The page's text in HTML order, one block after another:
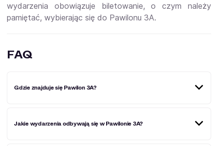
wydarzenia obowiązuje biletowanie, o czym należy
pamiętać, wybierając się do Pawilonu 3A.
FAQ
Gdzie znajduje się Pawilon 3A?
Poznaniu.
Jakie wydarzenia odbywają się w Pawilonie 3A?